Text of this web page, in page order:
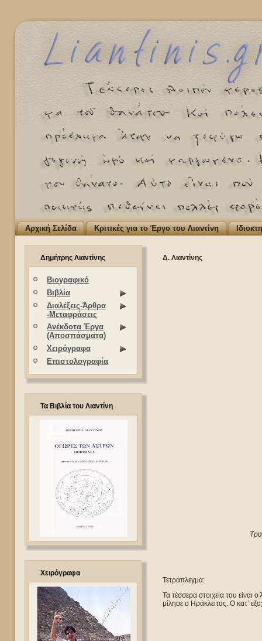
Αρχική Σελίδα Κριτικές για το Έργο του Λιαντίνη
Δημήτρης Λιαντίνης
Βιογραφικό
Βιβλία
Διαλέξεις-Άρθρα
-Μεταφράσεις
Ανέκδοτα Έργα
(Αποσπάσματα)
Χειρόγραφα
Επιστολογραφία
Τα Βιβλία του Λιαντίνη
Χειρόγραφα
Δ. Λιαντίνης
Τετράπλεγμα:
Τα τέσσερα στοιχεία του
μίλησε ο Ηράκλειτος. Ο κατ’